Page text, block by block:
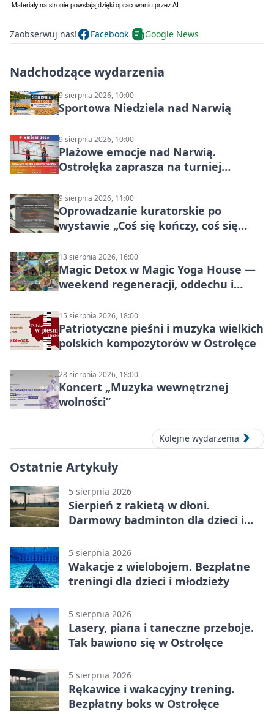
Zaobserwuj nas! Facebook Google News
Nadchodzące wydarzenia
9 sierpnia 2026, 10:00
Sportowa Niedziela nad Narwią
9 sierpnia 2026, 10:00
Plażowe emocje nad Narwią.
Ostrołęka zaprasza na turniej
9 sierpnia 2026, 11:00
Oprowadzanie kuratorskie po
wystawie „Coś się kończy, coś się
Mazowsza do Korony”
13 sierpnia 2026, 16:00
Magic Detox w Magic Yoga House —
weekend regeneracji, oddechu i
15 sierpnia 2026, 18:00
Patriotyczne pieśni i muzyka wielkich
polskich kompozytorów w Ostrołęce
28 sierpnia 2026, 18:00
Koncert „Muzyka wewnętrznej
wolności”
Kolejne wydarzenia
Ostatnie Artykuły
5 sierpnia 2026
Sierpień z rakietą w dłoni.
Darmowy badminton dla dzieci i
5 sierpnia 2026
Wakacje z wielobojem. Bezpłatne
treningi dla dzieci i młodzieży
5 sierpnia 2026
Lasery, piana i taneczne przeboje.
Tak bawiono się w Ostrołęce
5 sierpnia 2026
Rękawice i wakacyjny trening.
Bezpłatny boks w Ostrołęce